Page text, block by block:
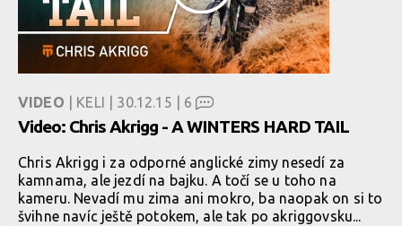
VIDEO | KELI | 30.12.15 | 6
Video: Chris Akrigg - A WINTERS HARD TAIL
Chris Akrigg i za odporné anglické zimy nesedí za
kamnama, ale jezdí na bajku. A točí se u toho na
kameru. Nevadí mu zima ani mokro, ba naopak on si to
švihne navíc ještě potokem, ale tak po akriggovsku...